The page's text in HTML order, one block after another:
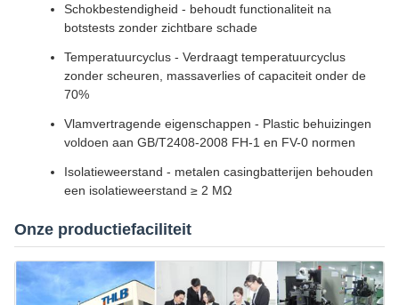
Schokbestendigheid - behoudt functionaliteit na
botstests zonder zichtbare schade
Temperatuurcyclus - Verdraagt temperatuurcyclus
zonder scheuren, massaverlies of capaciteit onder de
70%
Vlamvertragende eigenschappen - Plastic behuizingen
voldoen aan GB/T2408-2008 FH-1 en FV-0 normen
Isolatieweerstand - metalen casingbatterijen behouden
een isolatieweerstand ≥ 2 MΩ
Onze productiefaciliteit